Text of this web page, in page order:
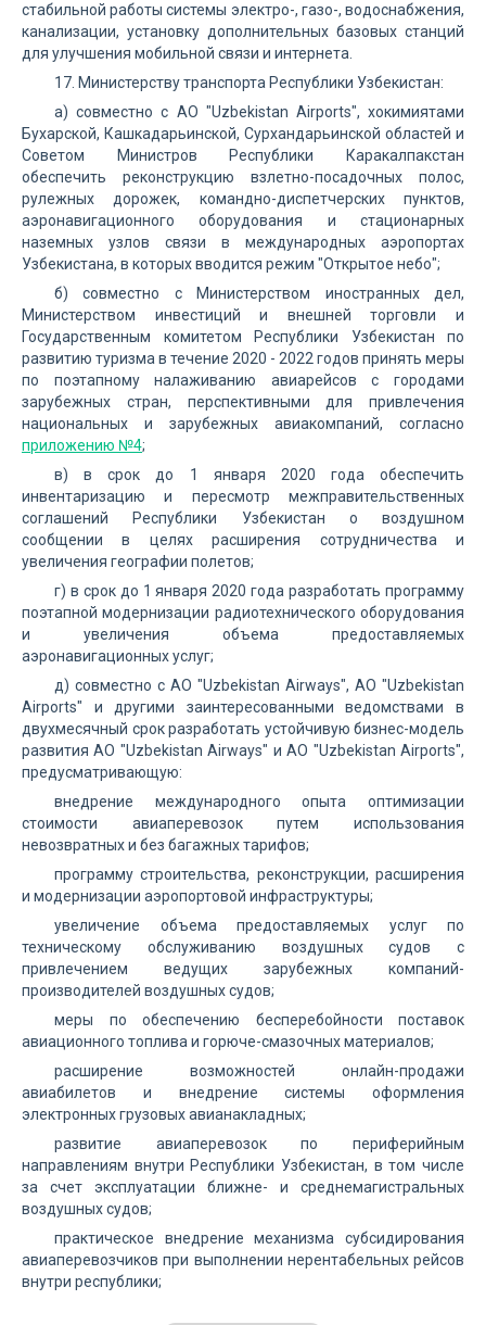
стабильной работы системы электро-, газо-, водоснабжения,
канализации, установку дополнительных базовых станций
для улучшения мобильной связи и интернета.
17. Министерству транспорта Республики Узбекистан:
а) совместно с АО "Uzbekistan Airports", хокимиятами
Бухарской, Кашкадарьинской, Сурхандарьинской областей и
Советом Министров Республики Каракалпакстан
обеспечить реконструкцию взлетно-посадочных полос,
рулежных дорожек, командно-диспетчерских пунктов,
аэронавигационного оборудования и стационарных
наземных узлов связи в международных аэропортах
Узбекистана, в которых вводится режим "Открытое небо";
б) совместно с Министерством иностранных дел,
Министерством инвестиций и внешней торговли и
Государственным комитетом Республики Узбекистан по
развитию туризма в течение 2020 - 2022 годов принять меры
по поэтапному налаживанию авиарейсов с городами
зарубежных стран, перспективными для привлечения
национальных и зарубежных авиакомпаний, согласно
приложению №4;
в) в срок до 1 января 2020 года обеспечить
инвентаризацию и пересмотр межправительственных
соглашений Республики Узбекистан о воздушном
сообщении в целях расширения сотрудничества и
увеличения географии полетов;
г) в срок до 1 января 2020 года разработать программу
поэтапной модернизации радиотехнического оборудования
и увеличения объема предоставляемых
аэронавигационных услуг;
д) совместно с АО "Uzbekistan Airways", АО "Uzbekistan
Airports" и другими заинтересованными ведомствами в
двухмесячный срок разработать устойчивую бизнес-модель
развития АО "Uzbekistan Airways" и АО "Uzbekistan Airports",
предусматривающую:
внедрение международного опыта оптимизации
стоимости авиаперевозок путем использования
невозвратных и без багажных тарифов;
программу строительства, реконструкции, расширения
и модернизации аэропортовой инфраструктуры;
увеличение объема предоставляемых услуг по
техническому обслуживанию воздушных судов с
привлечением ведущих зарубежных компаний-
производителей воздушных судов;
меры по обеспечению бесперебойности поставок
авиационного топлива и горюче-смазочных материалов;
расширение возможностей онлайн-продажи
авиабилетов и внедрение системы оформления
электронных грузовых авианакладных;
развитие авиаперевозок по периферийным
направлениям внутри Республики Узбекистан, в том числе
за счет эксплуатации ближне- и среднемагистральных
воздушных судов;
практическое внедрение механизма субсидирования
авиаперевозчиков при выполнении нерентабельных рейсов
внутри республики;